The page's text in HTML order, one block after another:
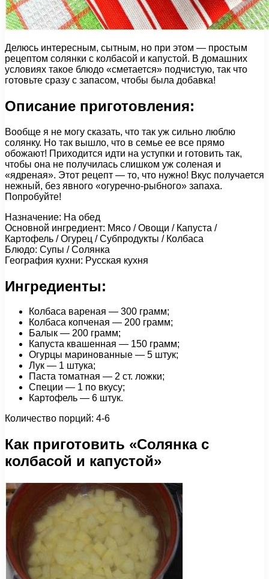
Делюсь интересным, сытным, но при этом — простым
рецептом солянки с колбасой и капустой. В домашних
условиях такое блюдо «сметается» подчистую, так что
готовьте сразу с запасом, чтобы была добавка!
Описание приготовления:
Вообще я не могу сказать, что так уж сильно люблю
солянку. Но так вышло, что в семье ее все прямо
обожают! Приходится идти на уступки и готовить так,
чтобы она не получилась слишком уж соленая и
«ядреная». Этот рецепт — то, что нужно! Вкус получается
нежный, без явного «огуречно-рыбного» запаха.
Попробуйте!
Назначение: На обед
Основной ингредиент: Мясо / Овощи / Капуста /
Картофель / Огурец / Субпродукты / Колбаса
Блюдо: Супы / Солянка
География кухни: Русская кухня
Ингредиенты:
Колбаса вареная — 300 грамм;
Колбаса копченая — 200 грамм;
Балык — 200 грамм;
Капуста квашенная — 150 грамм;
Огурцы маринованные — 5 штук;
Лук — 1 штука;
Паста томатная — 2 ст. ложки;
Специи — 1 по вкусу;
Картофель — 6 штук.
Количество порций: 4-6
Как приготовить «Солянка с
колбасой и капустой»